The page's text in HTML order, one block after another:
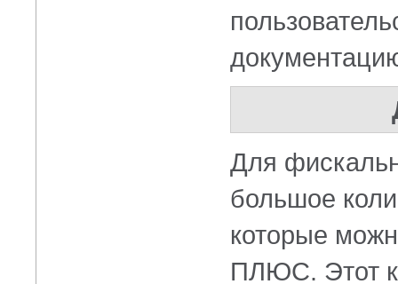
Для
большое
которые
ПЛЮС. Этот